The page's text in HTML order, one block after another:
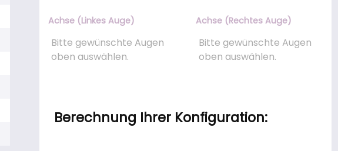
Achse (Linkes Auge) Achse (Rechtes Auge)
Berechnung Ihrer Konfiguration: